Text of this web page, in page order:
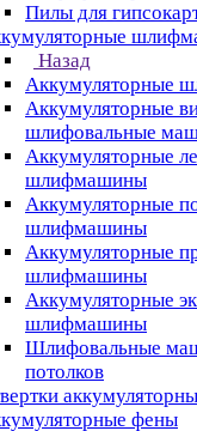
Пилы для
Назад
Аккумуляторные
Аккумуляторные
шлифовальные
Аккумуляторные
шлифмашины
Аккумуляторные
шлифмашины
Аккумуляторные
шлифмашины
Аккумуляторные
шлифмашины
Шлифовальные
потолков
фены